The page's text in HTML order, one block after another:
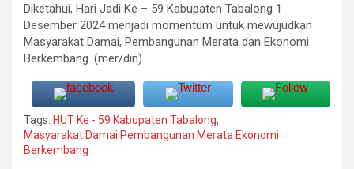
Diketahui, Hari Jadi Ke – 59 Kabupaten Tabalong 1
Desember 2024 menjadi momentum untuk mewujudkan
Masyarakat Damai, Pembangunan Merata dan Ekonomi
Berkembang. (mer/din)
Tags: HUT Ke - 59 Kabupaten Tabalong,
Masyarakat Damai Pembangunan Merata Ekonomi
Berkembang